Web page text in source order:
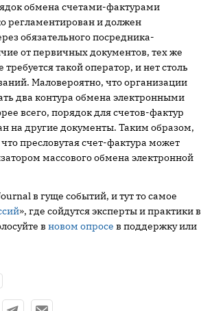
обмена счетами-фактурами
регламентирован и должен
обязательного посредника-
от первичных документов, тех же
такой оператор, и нет столь
Маловероятно, что организации
два контура обмена электронными
всего, порядок для счетов-фактур
на другие документы. Таким образом,
пресловутая счет-фактура может
массового обмена электронной
в гуще событий, и тут то самое
», где сойдутся эксперты и практики в
в новом опросе в поддержку или